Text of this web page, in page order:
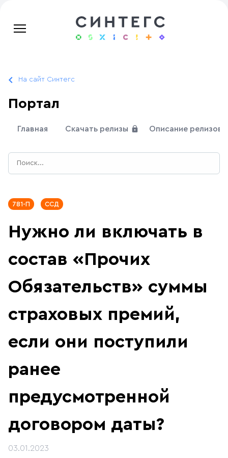
На сайт Синтегс
Портал
Главная Скачать релизы Описание релизов
781-П ССД
Нужно ли включать в
состав «Прочих
Обязательств» суммы
страховых премий,
если они поступили
ранее
предусмотренной
договором даты?
03.01.2023